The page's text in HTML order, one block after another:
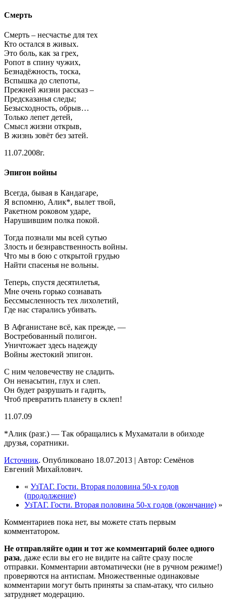
Смерть
Смерть – несчастье для тех
Кто остался в живых.
Это боль, как за грех,
Ропот в спину чужих,
Безнадёжность, тоска,
Вспышка до слепоты,
Прежней жизни рассказ –
Предсказанья следы;
Безысходность, обрыв…
Только лепет детей,
Смысл жизни открыв,
В жизнь зовёт без затей.
11.07.2008г.
Эпигон войны
Всегда, бывая в Кандагаре,
Я вспомню, Алик*, вылет твой,
Ракетном роковом ударе,
Нарушившим полка покой.
Тогда познали мы всей сутью
Злость и безнравственность войны.
Что мы в бою с открытой грудью
Найти спасенья не вольны.
Теперь, спустя десятилетья,
Мне очень горько сознавать
Бессмысленность тех лихолетий,
Где нас старались убивать.
В Афганистане всё, как прежде, —
Востребованный полигон.
Уничтожает здесь надежду
Войны жестокий эпигон.
С ним человечеству не сладить.
Он ненасытин, глух и слеп.
Он будет разрушать и гадить,
Чтоб превратить планету в склеп!
11.07.09
*Алик (разг.) — Так обращались к Мухаматали в обиходе
друзья, соратники.
Источник. Опубликовано 18.07.2013 | Автор: Семёнов
Евгений Михайлович.
« УзТАГ. Гости. Вторая половина 50-х годов
(продолжение)
УзТАГ. Гости. Вторая половина 50-х годов (окончание) »
Комментариев пока нет, вы можете стать первым
комментатором.
Не отправляйте один и тот же комментарий более одного
раза, даже если вы его не видите на сайте сразу после
отправки. Комментарии автоматически (не в ручном режиме!)
проверяются на антиспам. Множественные одинаковые
комментарии могут быть приняты за спам-атаку, что сильно
затрудняет модерацию.